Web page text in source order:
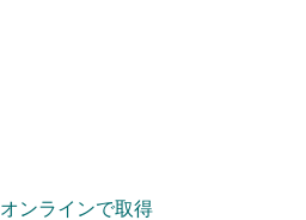
オンラインで取得